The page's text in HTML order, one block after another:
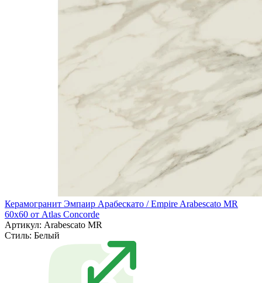
Керамогранит Эмпаир Арабескато / Empire Arabescato MR
60x60 от Atlas Concorde
Артикул: Arabescato MR
Стиль: Белый